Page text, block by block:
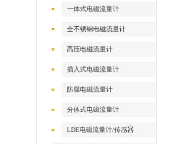
一体式电磁流量计
全不锈钢电磁流量计
高压电磁流量计
插入式电磁流量计
防腐电磁流量计
分体式电磁流量计
LDE电磁流量计/传感器